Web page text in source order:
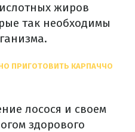
жиров
так необходимы
ПРИГОТОВИТЬ КАРПАЧЧО
лосося и своем
здорового